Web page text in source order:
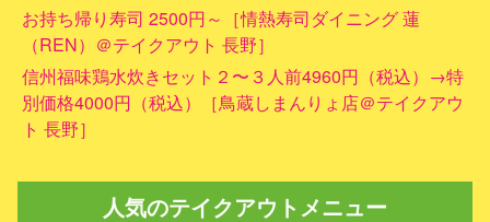
お持ち帰り寿司 2500円～［情熱寿司ダイニング 蓮
（REN）＠テイクアウト 長野］
信州福味鶏水炊きセット２〜３人前4960円（税込）→特
別価格4000円（税込）［鳥蔵しまんりょ店＠テイクアウ
ト 長野］
人気のテイクアウトメニュー